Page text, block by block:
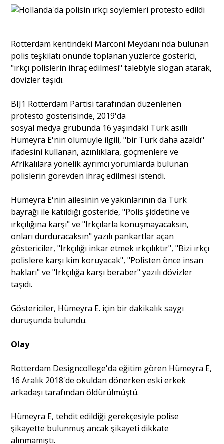
Ekonomi
Yorum - Analiz
Söyleşi
Portre
Yazarlar
Eğitim
Sağlık
Rotterdam kentindeki Marconi Meydanı'nda bulunan
polis teşkilatı önünde toplanan yüzlerce gösterici,
"ırkçı polislerin ihraç edilmesi" talebiyle slogan atarak,
dövizler taşıdı.
BIJ1 Rotterdam Partisi tarafından düzenlenen
protesto gösterisinde, 2019'da
sosyal medya grubunda 16 yaşındaki Türk asıllı
Hümeyra E'nin ölümüyle ilgili, "bir Türk daha azaldı"
ifadesini kullanan, azınlıklara, göçmenlere ve
Afrikalılara yönelik ayrımcı yorumlarda bulunan
polislerin görevden ihraç edilmesi istendi.
Hümeyra E'nin ailesinin ve yakınlarının da Türk
bayrağı ile katıldığı gösteride, "Polis şiddetine ve
ırkçılığına karşı" ve "Irkçılarla konuşmayacaksın,
onları durduracaksın" yazılı pankartlar açan
göstericiler, "Irkçılığı inkar etmek ırkçılıktır", "Bizi ırkçı
polislere karşı kim koruyacak", "Polisten önce insan
hakları" ve "Irkçılığa karşı beraber" yazılı dövizler
taşıdı.
Göstericiler, Hümeyra E. için bir dakikalık saygı
duruşunda bulundu.
Olay
Rotterdam Designcollege'da eğitim gören Hümeyra E,
16 Aralık 2018'de okuldan dönerken eski erkek
arkadaşı tarafından öldürülmüştü.
Hümeyra E, tehdit edildiği gerekçesiyle polise
şikayette bulunmuş ancak şikayeti dikkate
alınmamıştı.